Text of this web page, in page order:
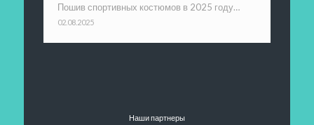
Пошив спортивных костюмов в 2025 году…
02.08.2025
Наши партнеры